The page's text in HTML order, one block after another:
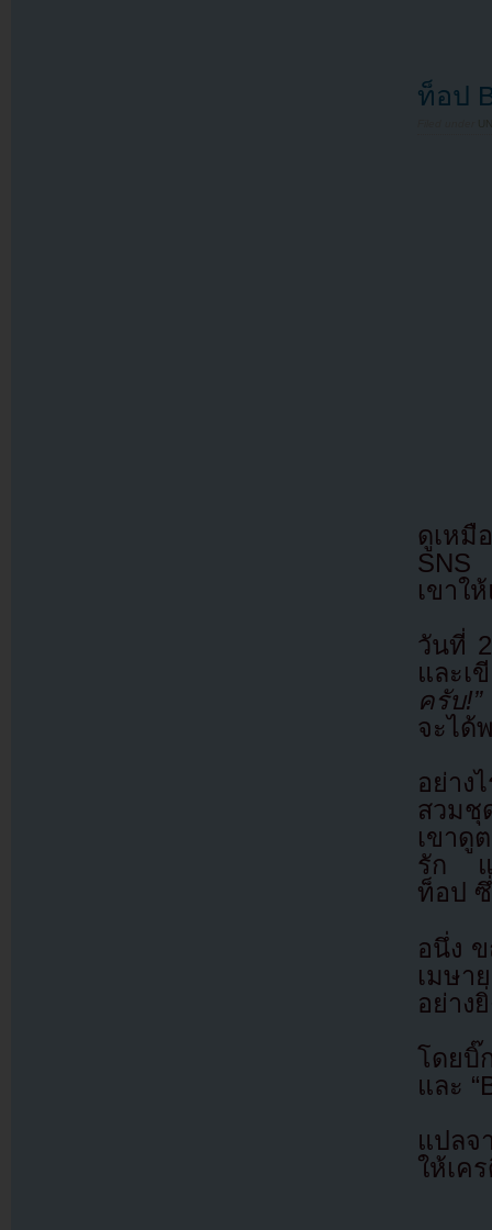
ท็อป
ดูเหมื
SNS
เขาใ
วันที่
และเ
ครับ!”
จะได้
อย่าง
สวมชุ
เขาดู
รัก แ
ท็อป
อนึ่ง
เมษา
อย่าง
โดยบิ๊
และ
แปล
ให้เค